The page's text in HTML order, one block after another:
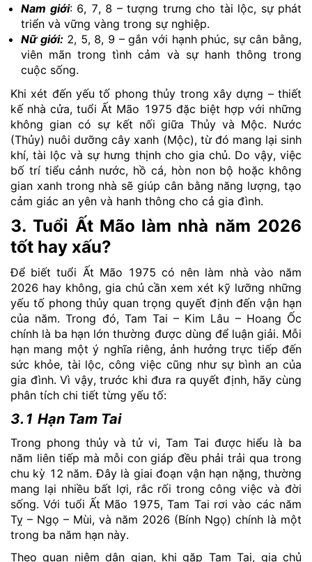
Nam giới: 6, 7, 8 – tượng trưng cho tài lộc, sự phát
triển và vững vàng trong sự nghiệp.
Nữ giới:2, 5, 8, 9 – gắn với hạnh phúc, sự cân bằng,
viên mãn trong tình cảm và sự hanh thông trong
cuộc sống.
Khi xét đến yếu tố phong thủy trong xây dựng – thiết
kế nhà cửa, tuổi Ất Mão 1975 đặc biệt hợp với những
không gian có sự kết nối giữa Thủy và Mộc. Nước
(Thủy) nuôi dưỡng cây xanh (Mộc), từ đó mang lại sinh
khí, tài lộc và sự hưng thịnh cho gia chủ. Do vậy, việc
bố trí tiểu cảnh nước, hồ cá, hòn non bộ hoặc không
gian xanh trong nhà sẽ giúp cân bằng năng lượng, tạo
cảm giác an yên và hanh thông cho cả gia đình.
3. Tuổi Ất Mão làm nhà năm 2026
tốt hay xấu?
Để biết tuổi Ất Mão 1975 có nên làm nhà vào năm
2026 hay không, gia chủ cần xem xét kỹ lưỡng những
yếu tố phong thủy quan trọng quyết định đến vận hạn
của năm. Trong đó, Tam Tai – Kim Lâu – Hoang Ốc
chính là ba hạn lớn thường được dùng để luận giải. Mỗi
hạn mang một ý nghĩa riêng, ảnh hưởng trực tiếp đến
sức khỏe, tài lộc, công việc cũng như sự bình an của
gia đình. Vì vậy, trước khi đưa ra quyết định, hãy cùng
phân tích chi tiết từng yếu tố:
3.1 Hạn Tam Tai
Trong phong thủy và tử vi, Tam Tai được hiểu là ba
năm liên tiếp mà mỗi con giáp đều phải trải qua trong
chu kỳ 12 năm. Đây là giai đoạn vận hạn nặng, thường
mang lại nhiều bất lợi, rắc rối trong công việc và đời
sống. Với tuổi Ất Mão 1975, Tam Tai rơi vào các năm
Tỵ – Ngọ – Mùi, và năm 2026 (Bính Ngọ) chính là một
trong ba năm hạn này.
Theo quan niệm dân gian, khi gặp Tam Tai, gia chủ